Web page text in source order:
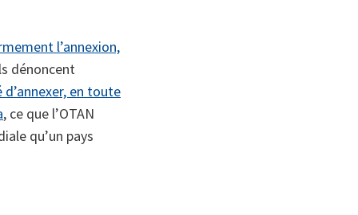
l’annexion,
dénoncent
en toute
, ce que l’OTAN
qu’un pays